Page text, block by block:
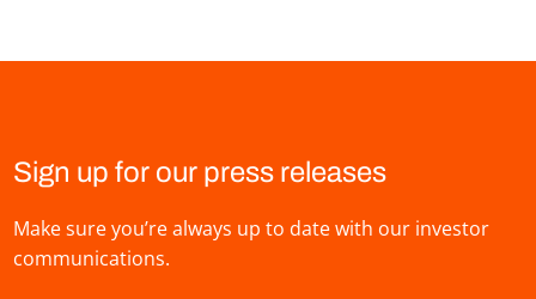
Sign up for our press releases
Make sure you’re always up to date with our investor
communications.